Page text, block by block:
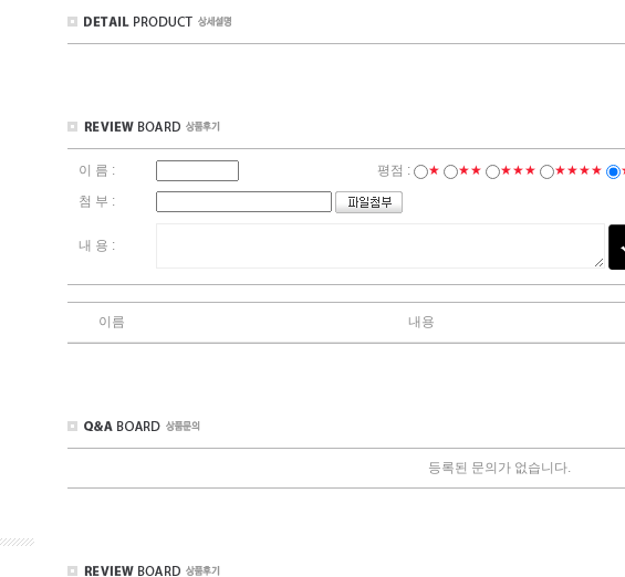
이 름 : 평점 : ★ ★★ ★★★ ★★★★
첨 부 :
내 용 :
이름 내용
등록된 문의가 없습니다.